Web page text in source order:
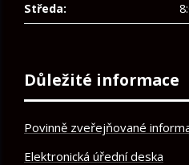
Středa:
Důležité informace
Povinně zveřejňované
Elektronická úřední deska